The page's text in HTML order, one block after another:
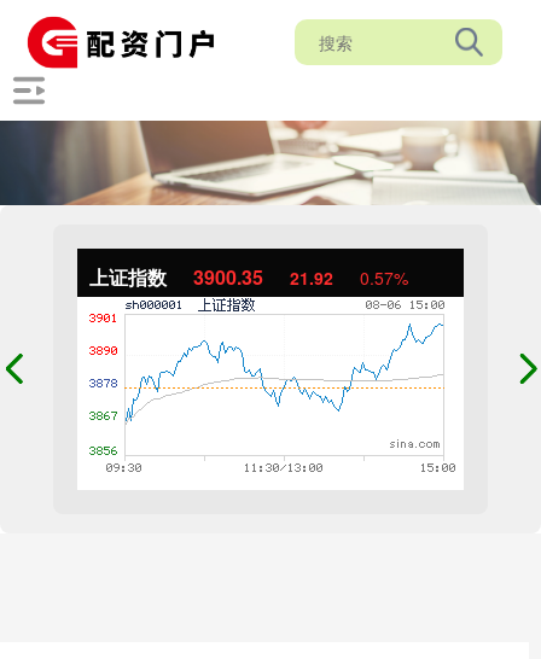
上证指数 3900.35 21.92 0.57%